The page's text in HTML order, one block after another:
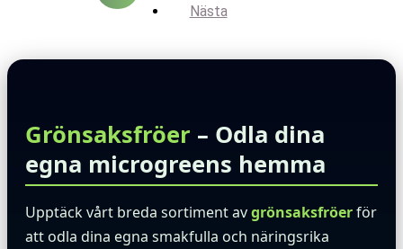
Nästa
Grönsaksfröer – Odla dina
egna microgreens hemma
Upptäck vårt breda sortiment avgrönsaksfröerför
att odla dina egna smakfulla och näringsrika